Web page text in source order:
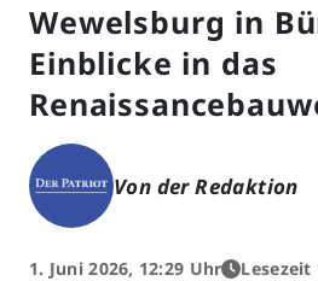
Wewelsburg in
Einblicke in das
Von der Redaktion
1. Juni 2026, 12:29 Uhr Lesezeit